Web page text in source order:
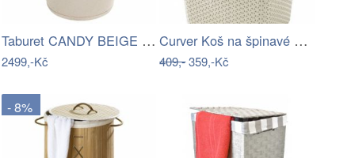
Taburet CANDY BEIGE - koš na prádlo, 2…
2499,-Kč
Curver Koš na špinavé prádlo MY STYLE…
409,-359,-Kč
- 8%